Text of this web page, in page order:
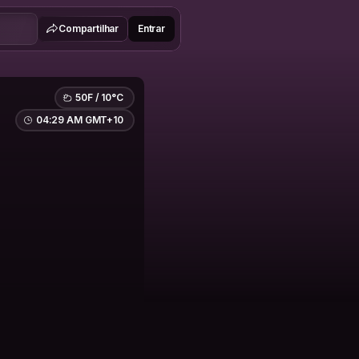
Compartilhar Entrar
50F / 10°C
04:29 AM GMT+10